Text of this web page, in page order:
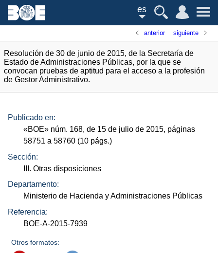
es
anterior siguiente
Resolución de 30 de junio de 2015, de la Secretaría de
Estado de Administraciones Públicas, por la que se
convocan pruebas de aptitud para el acceso a la profesión
de Gestor Administrativo.
Publicado en:
«BOE» núm. 168, de 15 de julio de 2015, páginas
58751 a 58760 (10 págs.)
Sección:
III. Otras disposiciones
Departamento:
Ministerio de Hacienda y Administraciones Públicas
Referencia:
BOE-A-2015-7939
Otros formatos: